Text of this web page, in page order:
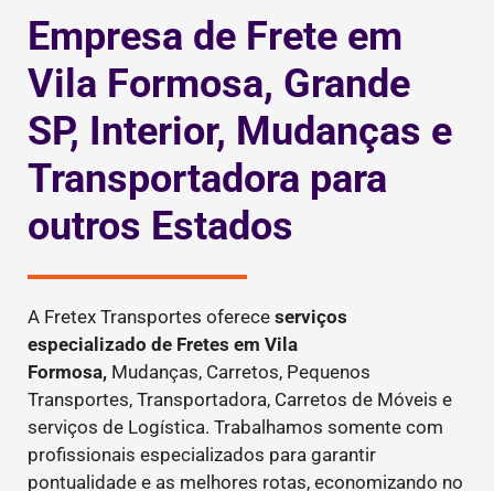
Empresa de Frete em
Vila Formosa, Grande
SP, Interior, Mudanças e
Transportadora para
outros Estados
A Fretex Transportes oferece serviços
especializado de Fretes em Vila
Formosa, Mudanças, Carretos, Pequenos
Transportes, Transportadora, Carretos de Móveis e
serviços de Logística. Trabalhamos somente com
profissionais especializados para garantir
pontualidade e as melhores rotas, economizando no